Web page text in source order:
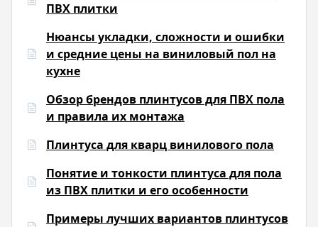
ПВХ плитки
Нюансы укладки, сложности и ошибки
и средние цены на виниловый пол на
кухне
Обзор брендов плинтусов для ПВХ пола
и правила их монтажа
Плинтуса для кварц винилового пола
Понятие и тонкости плинтуса для пола
из ПВХ плитки и его особенности
Примеры лучших вариантов плинтусов